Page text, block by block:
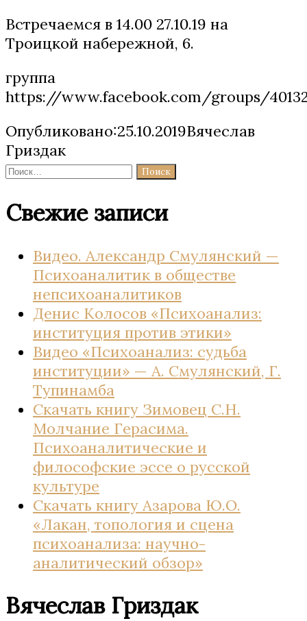
Встречаемся в 14.00 27.10.19 на
Троицкой набережной, 6.
группа
https://www.facebook.com/groups/
Опубликовано:25.10.2019Вячеслав
Гриздак
Найти:
Свежие записи
Видео. Александр Смулянский —
Психоаналитик в обществе
непсихоаналитиков
Денис Колосов «Психоанализ:
институция против этики»
Видео «Психоанализ: судьба
институции» — А. Смулянский, Г.
Тупинамба
Скачать книгу Зимовец С.Н.
Молчание Герасима.
Психоаналитические и
философские эссе о русской
культуре
Скачать книгу Азарова Ю.О.
«Лакан, топология и сцена
психоанализа: научно-
аналитический обзор»
Вячеслав Гриздак